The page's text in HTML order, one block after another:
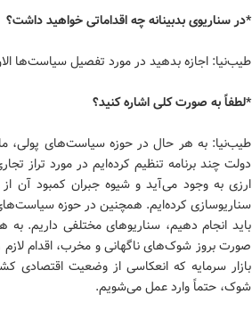
*در سناریوی بدبینانه چه اقداماتی خواهید داشت؟
طیب‌نیا: اجازه بدهید در مورد تفصیل سیاست‌ها
*لطفاً به صورت کلی اشاره کنید؟
طیب‌نیا: به هر حال در حوزه سیاست‌های پولی،
دولت چند برنامه تنظیم کرده‌ایم در مورد تراز
ارزی به وجود می‌آید و شیوه جبران کمبود آن
سناریوسازی کرده‌ایم. همچنین در حوزه سیاست‌های
باید انجام دهیم، سناریوهای مختلفی داریم. به
صورت بروز شوک‌های ناگهانی و مخرب، اقدام
بازار سرمایه که انعکاسی از وضعیت اقتصادی
شوک، حتماً وارد عمل می‌شویم.